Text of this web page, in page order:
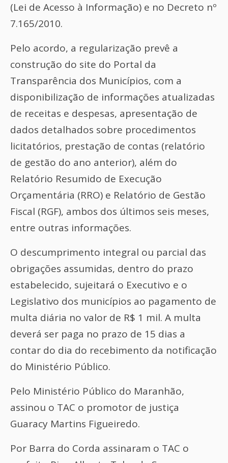
(Lei de Acesso à Informação) e no Decreto nº
7.165/2010.
Pelo acordo, a regularização prevê a
construção do site do Portal da
Transparência dos Municípios, com a
disponibilização de informações atualizadas
de receitas e despesas, apresentação de
dados detalhados sobre procedimentos
licitatórios, prestação de contas (relatório
de gestão do ano anterior), além do
Relatório Resumido de Execução
Orçamentária (RRO) e Relatório de Gestão
Fiscal (RGF), ambos dos últimos seis meses,
entre outras informações.
O descumprimento integral ou parcial das
obrigações assumidas, dentro do prazo
estabelecido, sujeitará o Executivo e o
Legislativo dos municípios ao pagamento de
multa diária no valor de R$ 1 mil. A multa
deverá ser paga no prazo de 15 dias a
contar do dia do recebimento da notificação
do Ministério Público.
Pelo Ministério Público do Maranhão,
assinou o TAC o promotor de justiça
Guaracy Martins Figueiredo.
Por Barra do Corda assinaram o TAC o